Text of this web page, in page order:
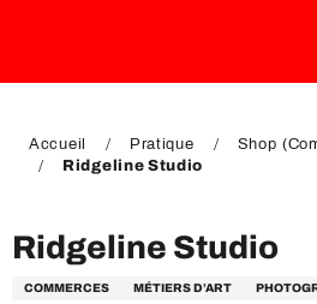
DE
Accueil Pratique
Shop
Ridgeline Studio
Ridgeline Studio
COMMERCES MÉTIERS D’ART